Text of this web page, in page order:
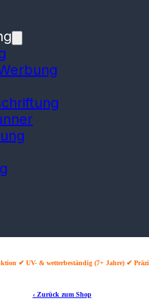
✔ UV- & wetterbeständig (7+ Jahre) ✔
‹ Zurück zum Shop